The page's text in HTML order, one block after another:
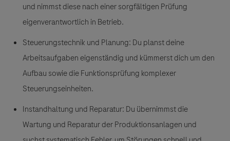
und nimmst diese nach einer sorgfältigen Prüfung
eigenverantwortlich in Betrieb.
Steuerungstechnik und Planung: Du planst deine
Arbeitsaufgaben eigenständig und kümmerst dich um den
Aufbau sowie die Funktionsprüfung komplexer
Steuerungseinheiten.
Instandhaltung und Reparatur: Du übernimmst die
Wartung und Reparatur der Produktionsanlagen und